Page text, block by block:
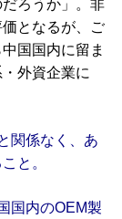
ろうか」。非
となるが、ご
国国内に留ま
外資企業に
関係なく、あ
と。
国内のOEM製